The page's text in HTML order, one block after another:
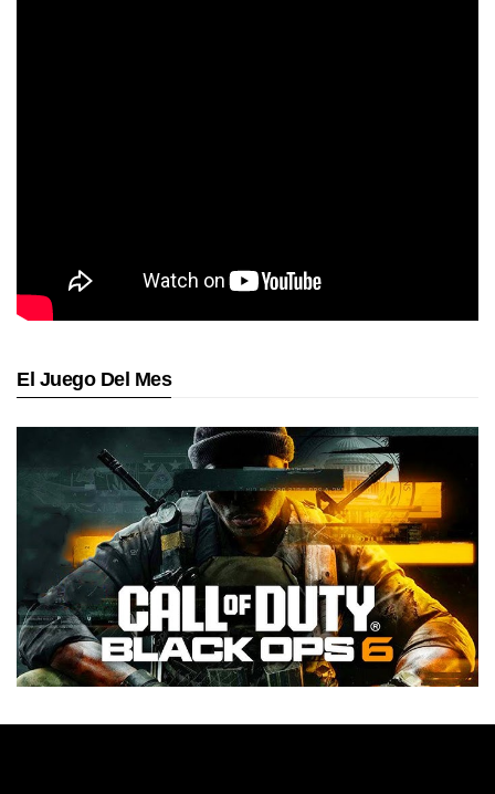
El Juego Del Mes